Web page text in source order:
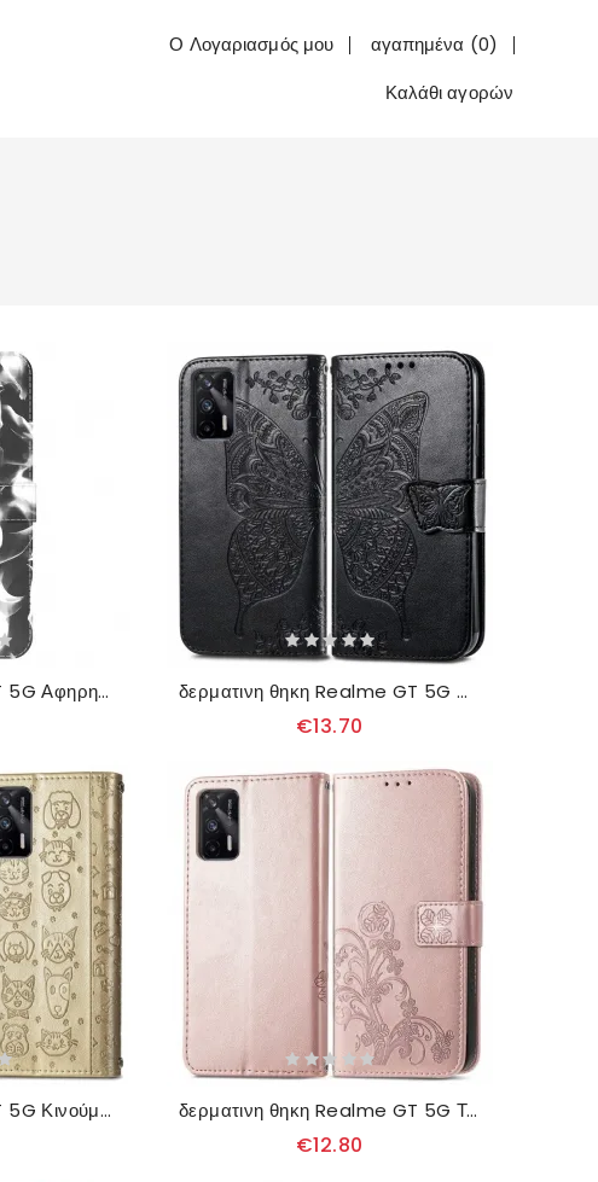
Ο Λογαριασμός μου
αγαπημένα (0)
Καλάθι αγορών
Κάλυμμα Realme GT 5G Αφηρημένο Μοτίβο δερματινη θηκη Realme GT 5G Μισές Πεταλούδες
€13.70
Κάλυμμα Realme GT 5G Κινούμενα Ζώα δερματινη θηκη Realme GT 5G Τετράφυλλο Τριφύλλι
€12.80